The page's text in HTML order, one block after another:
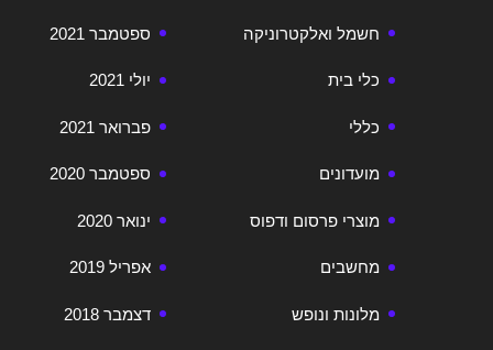
ספטמבר 2021
יולי 2021
פברואר 2021
ספטמבר 2020
ינואר 2020
אפריל 2019
דצמבר 2018
חשמל ואלקטרוניקה
כלי בית
כללי
מועדונים
מוצרי פרסום ודפוס
מחשבים
מלונות ונופש